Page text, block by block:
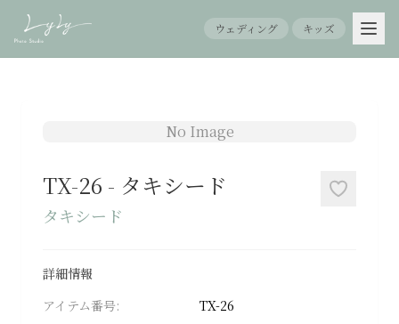
ウェディング キッズ
About
LyLy
No Image
TX-26 - タキシード
タキシード
詳細情報
アイテム番号:
TX-26